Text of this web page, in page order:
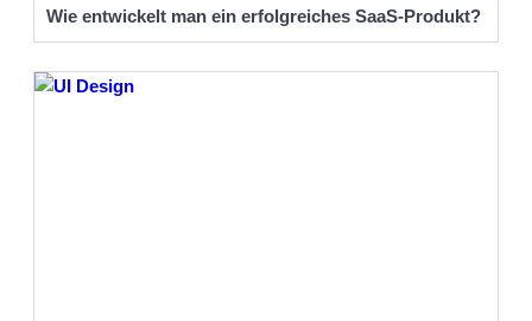
Wie entwickelt man ein erfolgreiches SaaS-Produkt?